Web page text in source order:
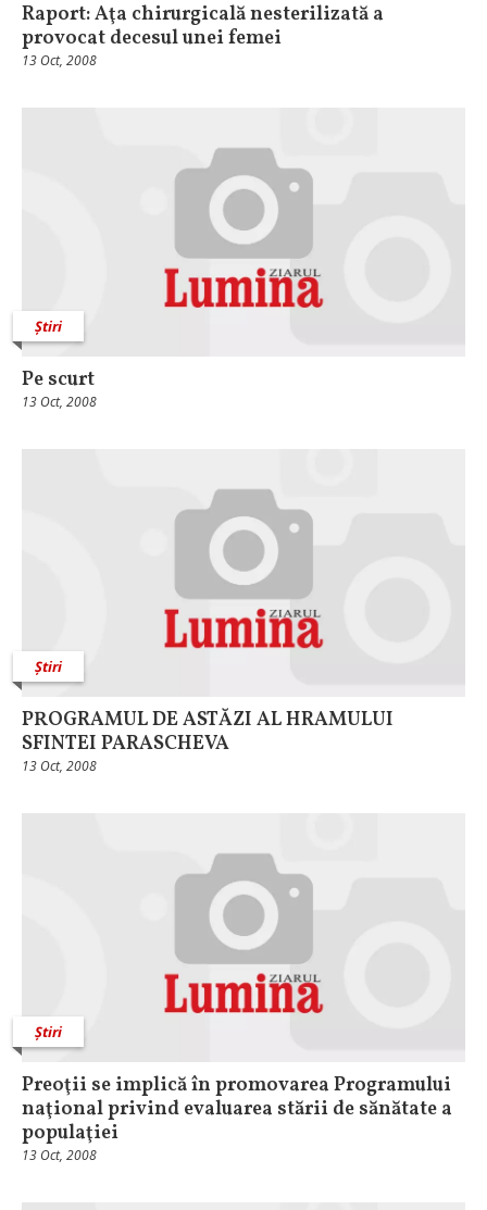
Raport: Aţa chirurgicală nesterilizată a
provocat decesul unei femei
13 Oct, 2008
Știri
Pe scurt
13 Oct, 2008
Știri
PROGRAMUL DE ASTĂZI AL HRAMULUI
SFINTEI PARASCHEVA
13 Oct, 2008
Știri
Preoţii se implică în promovarea Programului
naţional privind evaluarea stării de sănătate a
populaţiei
13 Oct, 2008